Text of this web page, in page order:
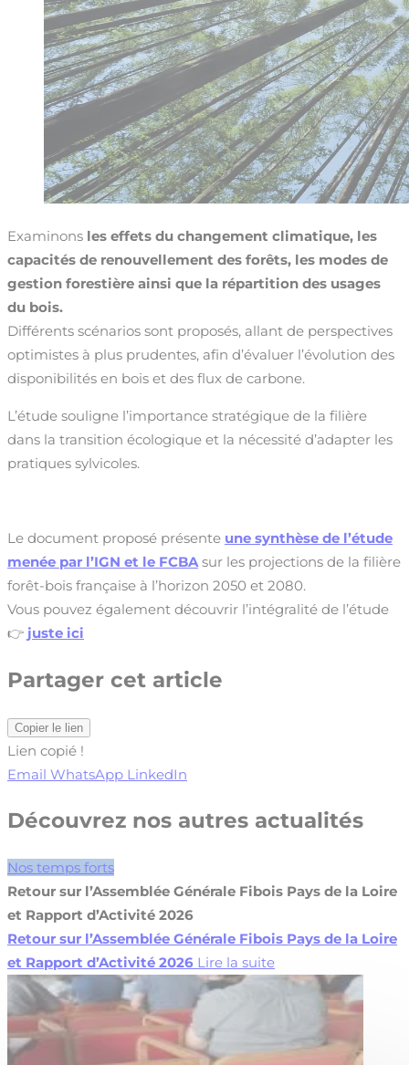
Examinons les effets du changement climatique, les
capacités de renouvellement des forêts, les modes de
gestion forestière ainsi que la répartition des usages
du bois.
Différents scénarios sont proposés, allant de perspectives
optimistes à plus prudentes, afin d’évaluer l’évolution des
disponibilités en bois et des flux de carbone.
L’étude souligne l’importance stratégique de la filière
dans la transition écologique et la nécessité d’adapter les
pratiques sylvicoles.
Le document proposé présente une synthèse de l’étude
menée par l’IGN et le FCBAsur les projections de la filière
forêt-bois française à l’horizon 2050 et 2080.
Vous pouvez également découvrir l’intégralité de l’étude
👉 juste ici
Partager cet article
Copier le lien
Lien copié !
Email WhatsApp LinkedIn
Découvrez nos autres actualités
Nos temps forts
Retour sur l’Assemblée Générale Fibois Pays de la Loire
et Rapport d’Activité 2026
Retour sur l’Assemblée Générale Fibois Pays de la Loire
et Rapport d’Activité 2026 Lire la suite